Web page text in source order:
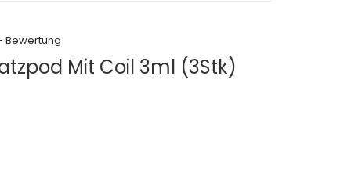
Bewertung
Mit Coil 3ml (3Stk)